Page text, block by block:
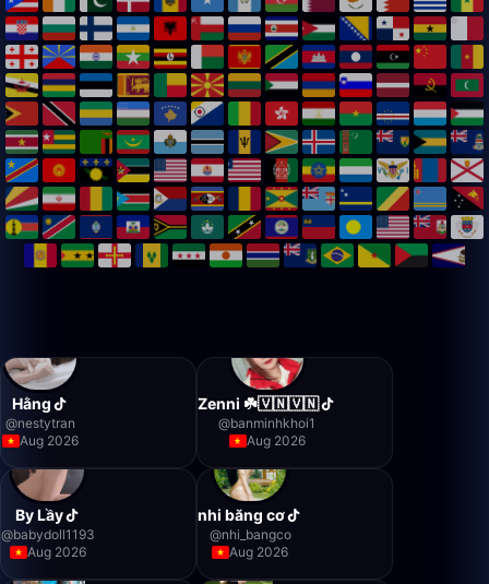
Hằng
@nestytran
Aug 2026
Zenni ☘️🇻🇳🇻🇳
@banminhkhoi1
Aug 2026
By Lầy
@babydoll1193
Aug 2026
nhi băng cơ
@nhi_bangco
Aug 2026